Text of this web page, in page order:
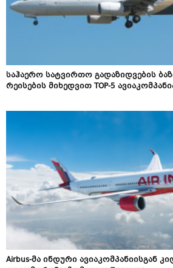
საჰაერო სატვირთო გადაზიდვების
რეისების მიხედვით TOP-5
Airbus-მა ინდური ავიაკომპანიისგან